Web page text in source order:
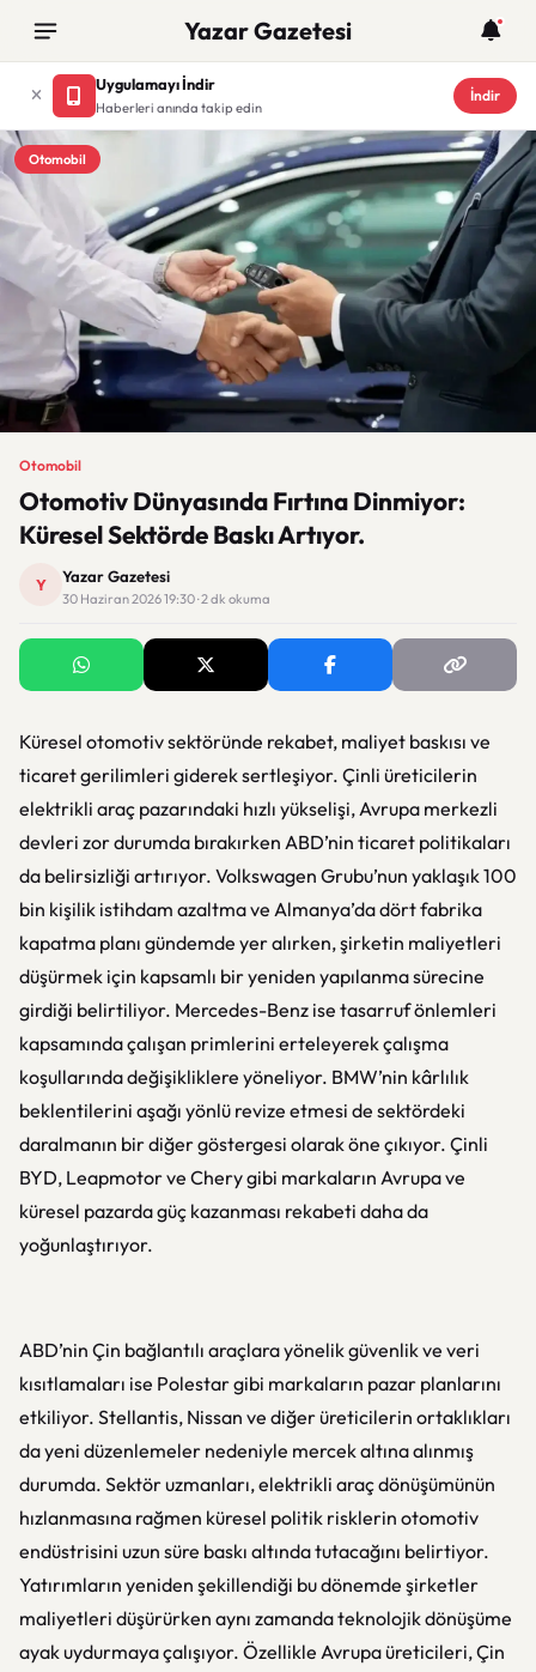
Yazar Gazetesi
Uygulamayı İndir
Haberleri anında takip edin
İndir
Otomobil
Otomobil
Otomotiv Dünyasında Fırtına Dinmiyor:
Küresel Sektörde Baskı Artıyor.
Y Yazar Gazetesi
30 Haziran 2026 19:30 · 2 dk okuma
Küresel otomotiv sektöründe rekabet, maliyet baskısı ve
ticaret gerilimleri giderek sertleşiyor. Çinli üreticilerin
elektrikli araç pazarındaki hızlı yükselişi, Avrupa merkezli
devleri zor durumda bırakırken ABD’nin ticaret politikaları
da belirsizliği artırıyor. Volkswagen Grubu’nun yaklaşık 100
bin kişilik istihdam azaltma ve Almanya’da dört fabrika
kapatma planı gündemde yer alırken, şirketin maliyetleri
düşürmek için kapsamlı bir yeniden yapılanma sürecine
girdiği belirtiliyor. Mercedes-Benz ise tasarruf önlemleri
kapsamında çalışan primlerini erteleyerek çalışma
koşullarında değişikliklere yöneliyor. BMW’nin kârlılık
beklentilerini aşağı yönlü revize etmesi de sektördeki
daralmanın bir diğer göstergesi olarak öne çıkıyor. Çinli
BYD, Leapmotor ve Chery gibi markaların Avrupa ve
küresel pazarda güç kazanması rekabeti daha da
yoğunlaştırıyor.
ABD’nin Çin bağlantılı araçlara yönelik güvenlik ve veri
kısıtlamaları ise Polestar gibi markaların pazar planlarını
etkiliyor. Stellantis, Nissan ve diğer üreticilerin ortaklıkları
da yeni düzenlemeler nedeniyle mercek altına alınmış
durumda. Sektör uzmanları, elektrikli araç dönüşümünün
hızlanmasına rağmen küresel politik risklerin otomotiv
endüstrisini uzun süre baskı altında tutacağını belirtiyor.
Yatırımların yeniden şekillendiği bu dönemde şirketler
maliyetleri düşürürken aynı zamanda teknolojik dönüşüme
ayak uydurmaya çalışıyor. Özellikle Avrupa üreticileri, Çin